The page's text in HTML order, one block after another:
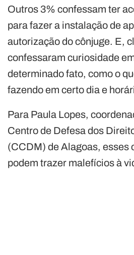
Outros 3% confessam ter
para fazer a instalação de
autorização do cônjuge. E,
confessaram curiosidade
determinado fato, como o
fazendo em certo dia e
Para Paula Lopes,
Centro de Defesa dos
(CCDM) de Alagoas, esses
podem trazer malefícios à